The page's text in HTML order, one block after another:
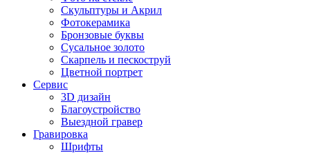
Скульптуры и Акрил
Фотокерамика
Бронзовые буквы
Сусальное золото
Скарпель и пескоструй
Цветной портрет
Сервис
3D дизайн
Благоустройство
Выездной гравер
Гравировка
Шрифты